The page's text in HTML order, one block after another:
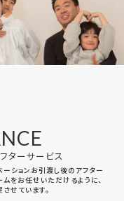
ターサービス
ーションお引渡し後のアフター
をお任せいただけるように、
せています。